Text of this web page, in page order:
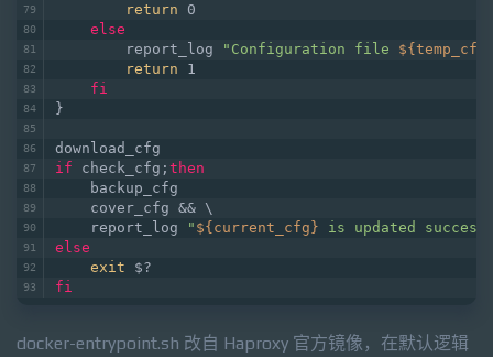
return 0
else
        report_log
"Configuration file
return 1
fi
}
download_cfg
if check_cfg; then
    backup_cfg
    cover_cfg && \
    report_log
" ${current_cfg} is updated
else
exit $?
fi
docker-entrypoint.sh 改自 Haproxy 官方镜像，在默认逻辑